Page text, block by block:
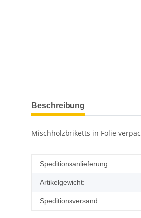
weitere Registerkarten anzeigen
Beschreibung
Mischholzbriketts in Folie
Produkteigenschaft
Wert
Speditionsanlieferung:
Artikelgewicht:
Speditionsversand: